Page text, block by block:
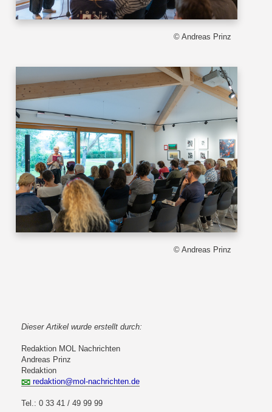
© Andreas Prinz
© Andreas Prinz
Dieser Artikel wurde erstellt durch:
Redaktion MOL Nachrichten
Andreas Prinz
Redaktion
redaktion@mol-nachrichten.de
Tel.: 0 33 41 / 49 99 99